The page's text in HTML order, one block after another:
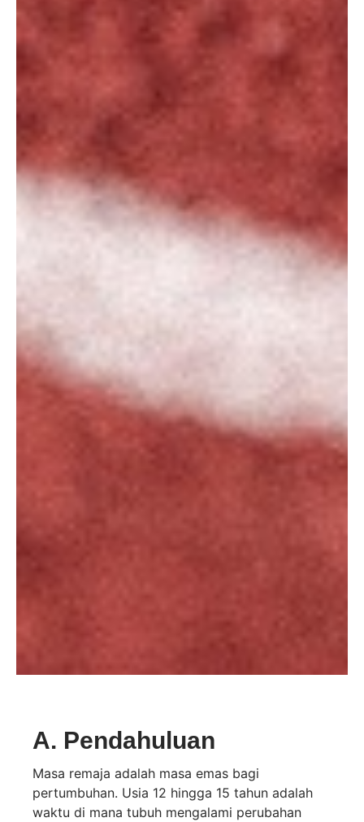
A. Pendahuluan
Masa remaja adalah masa emas bagi
pertumbuhan. Usia 12 hingga 15 tahun adalah
waktu di mana tubuh mengalami perubahan